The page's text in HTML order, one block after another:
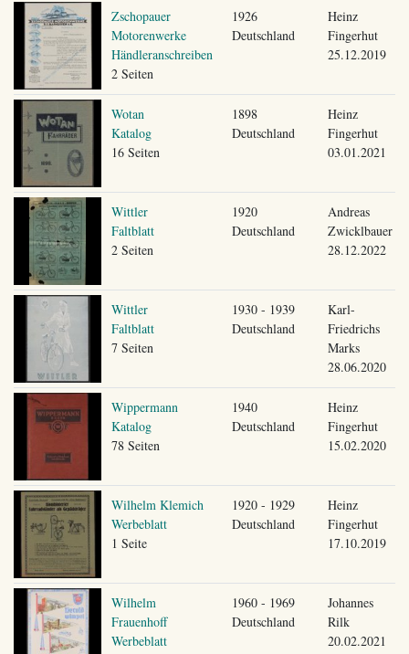
Zschopauer
Motorenwerke
Händleranschreiben
2 Seiten
1926
Deutschland
Heinz
Fingerhut
25.12.2019
Wotan
Katalog
16 Seiten
1898
Deutschland
Heinz
Fingerhut
03.01.2021
Wittler
Faltblatt
2 Seiten
1920
Deutschland
Andreas
Zwicklbauer
28.12.2022
Wittler
Faltblatt
7 Seiten
1930 - 1939
Deutschland
Karl-
Friedrichs
Marks
28.06.2020
Wippermann
Katalog
78 Seiten
1940
Deutschland
Heinz
Fingerhut
15.02.2020
Wilhelm Klemich
Werbeblatt
1 Seite
1920 - 1929
Deutschland
Heinz
Fingerhut
17.10.2019
Wilhelm
Frauenhoff
Werbeblatt
1960 - 1969
Deutschland
Johannes
Rilk
20.02.2021